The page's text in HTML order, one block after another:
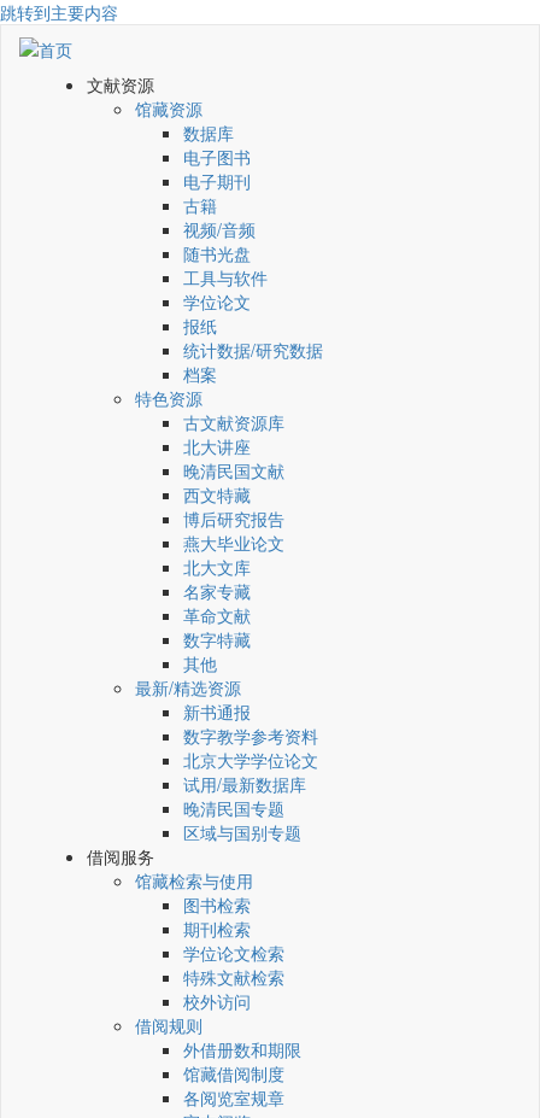
跳转到主要内容
文献资源
馆藏资源
数据库
电子图书
电子期刊
古籍
视频/音频
随书光盘
工具与软件
学位论文
报纸
统计数据/研究数据
档案
特色资源
古文献资源库
北大讲座
晚清民国文献
西文特藏
博后研究报告
燕大毕业论文
北大文库
名家专藏
革命文献
数字特藏
其他
最新/精选资源
新书通报
数字教学参考资料
北京大学学位论文
试用/最新数据库
晚清民国专题
区域与国别专题
借阅服务
馆藏检索与使用
图书检索
期刊检索
学位论文检索
特殊文献检索
校外访问
借阅规则
外借册数和期限
馆藏借阅制度
各阅览室规章